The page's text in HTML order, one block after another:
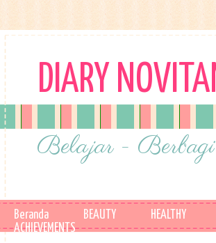
DIARY
Belajar -
Beranda BEAUTY HEALTHY
ACHIEVEMENTS